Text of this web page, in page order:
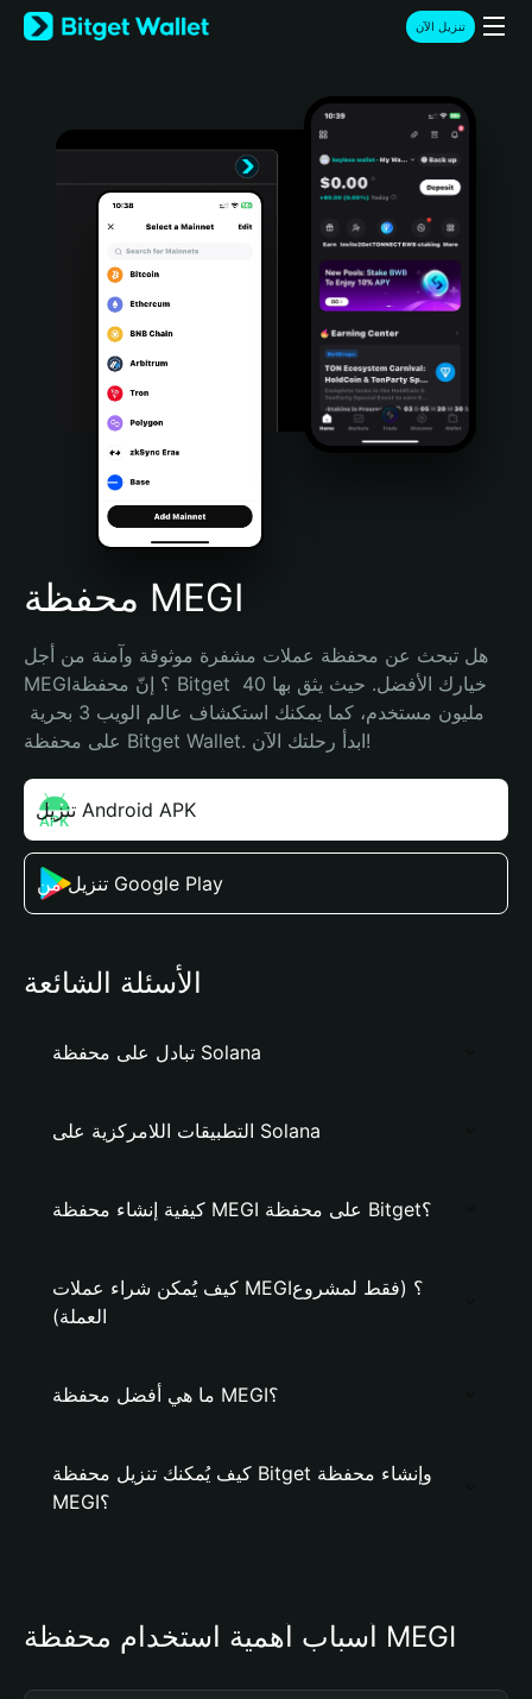
English
日本語
Türkçe
Português (Portugal)
Bahasa Indonesia
Português (Brasil)
Español (Argentina)
تنزيل الآن
محفظة MEGI
هل تبحث عن محفظة عملات مشفرة موثوقة وآمنة من أجل
MEGI؟ إنّ محفظة Bitget خيارك الأفضل. حيث يثق بها 40
على محفظة Bitget Wallet. ابدأ رحلتك الآن!
تنزيل Android APK
تنزيل من Google Play
الأسئلة الشائعة
تبادل على محفظة Solana
التطبيقات اللامركزية على Solana
كيفية إنشاء محفظة MEGI على محفظة Bitget؟
كيف يُمكن شراء عملات MEGI؟ (فقط لمشروع
العملة)
ما هي أفضل محفظة MEGI؟
كيف يُمكنك تنزيل محفظة Bitget وإنشاء محفظة
MEGI؟
أسباب أهمية استخدام محفظة MEGI